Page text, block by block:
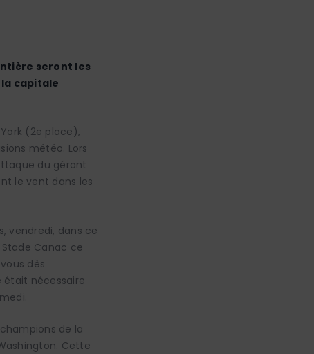
seront les
capitale
(2e place),
météo. Lors
du gérant
le vent dans les
vendredi, dans ce
Canac ce
dès
était nécessaire
de la
Cette